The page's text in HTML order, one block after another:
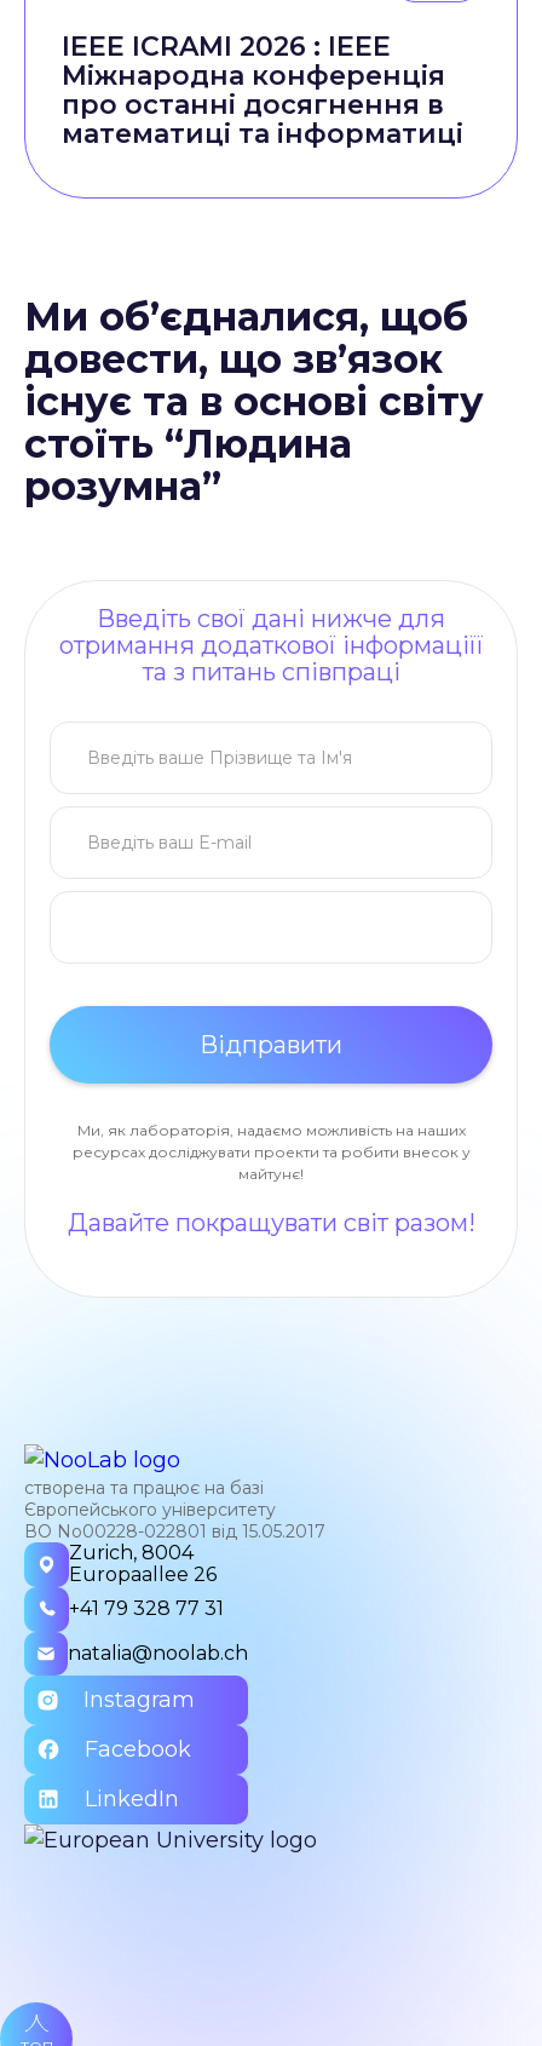
IEEE ICRAMI 2026 : IEEE
Міжнародна конференція
про останні досягнення в
математиці та інформатиці
Ми об’єдналися, щоб
довести, що зв’язок
існує та в основі світу
стоїть “Людина
розумна”
Введіть свої дані нижче для
отримання додаткової інформаціїї
та з питань співпраці
Ми, як лабораторія, надаємо можливість на наших
ресурсах досліджувати проекти та робити внесок у
майтунє!
Давайте покращувати світ разом!
створена та працює на базі
Європейського університету
ВО No00228-022801 від 15.05.2017
Zurich, 8004
Europaallee 26
+41 79 328 77 31
natalia@noolab.ch
Instagram
Facebook
LinkedIn